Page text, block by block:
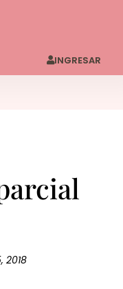
INGRESAR
2018